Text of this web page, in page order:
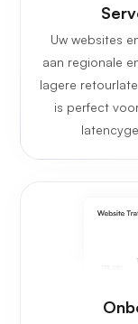
Uw websites
aan regionale
lagere
is perfect